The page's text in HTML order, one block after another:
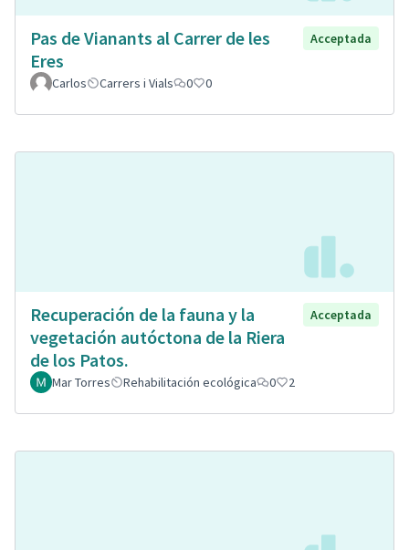
Pas de Vianants al Carrer de les
Eres
Acceptada
Carlos Carrers i Vials 0 0
Recuperación de la fauna y la
vegetación autóctona de la Riera
de los Patos.
Acceptada
Mar Torres Rehabilitación ecológica 0 2